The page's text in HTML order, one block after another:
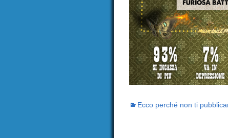
Ecco perché non ti